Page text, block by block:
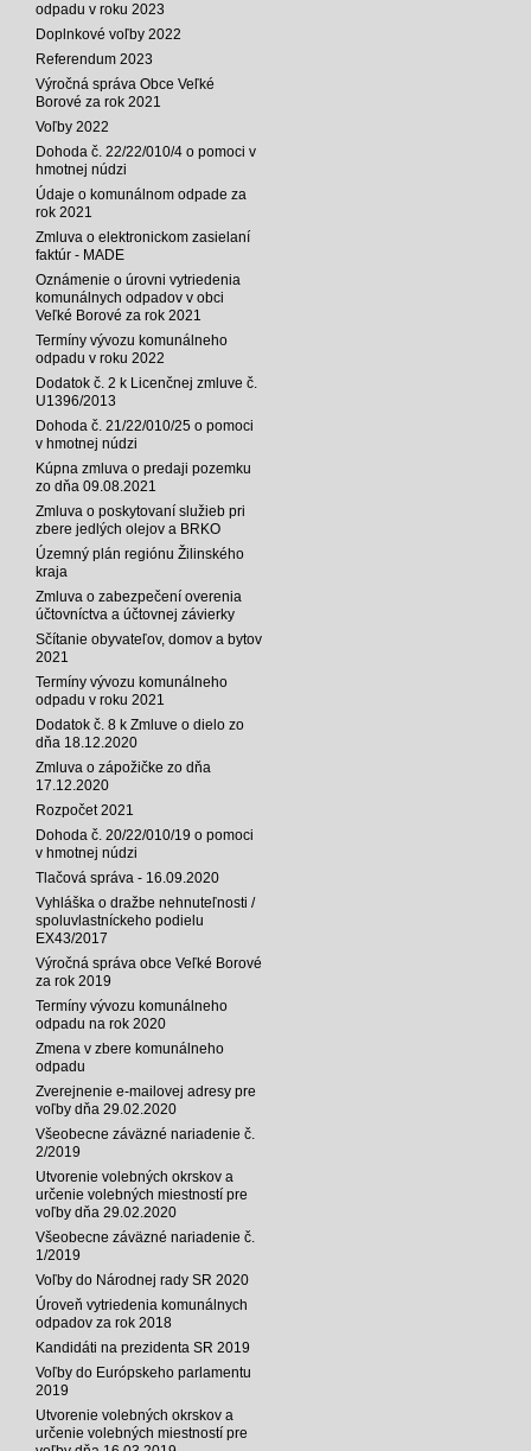
odpadu v roku 2023
Doplnkové voľby 2022
Referendum 2023
Výročná správa Obce Veľké
Borové za rok 2021
Voľby 2022
Dohoda č. 22/22/010/4 o pomoci v
hmotnej núdzi
Údaje o komunálnom odpade za
rok 2021
Zmluva o elektronickom zasielaní
faktúr - MADE
Oznámenie o úrovni vytriedenia
komunálnych odpadov v obci
Veľké Borové za rok 2021
Termíny vývozu komunálneho
odpadu v roku 2022
Dodatok č. 2 k Licenčnej zmluve č.
U1396/2013
Dohoda č. 21/22/010/25 o pomoci
v hmotnej núdzi
Kúpna zmluva o predaji pozemku
zo dňa 09.08.2021
Zmluva o poskytovaní služieb pri
zbere jedlých olejov a BRKO
Územný plán regiónu Žilinského
kraja
Zmluva o zabezpečení overenia
účtovníctva a účtovnej závierky
Sčítanie obyvateľov, domov a bytov
2021
Termíny vývozu komunálneho
odpadu v roku 2021
Dodatok č. 8 k Zmluve o dielo zo
dňa 18.12.2020
Zmluva o zápožičke zo dňa
17.12.2020
Rozpočet 2021
Dohoda č. 20/22/010/19 o pomoci
v hmotnej núdzi
Tlačová správa - 16.09.2020
Vyhláška o dražbe nehnuteľnosti /
spoluvlastníckeho podielu
EX43/2017
Výročná správa obce Veľké Borové
za rok 2019
Termíny vývozu komunálneho
odpadu na rok 2020
Zmena v zbere komunálneho
odpadu
Zverejnenie e-mailovej adresy pre
voľby dňa 29.02.2020
Všeobecne záväzné nariadenie č.
2/2019
Utvorenie volebných okrskov a
určenie volebných miestností pre
voľby dňa 29.02.2020
Všeobecne záväzné nariadenie č.
1/2019
Voľby do Národnej rady SR 2020
Úroveň vytriedenia komunálnych
odpadov za rok 2018
Kandidáti na prezidenta SR 2019
Voľby do Európskeho parlamentu
2019
Utvorenie volebných okrskov a
určenie volebných miestností pre